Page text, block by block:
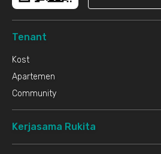
Tenant
Kost
Apartemen
Community
Kerjasama Rukita